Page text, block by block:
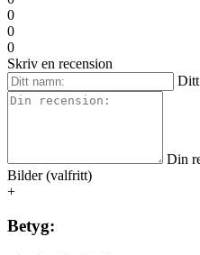
0
0
0
Skriv en recension
Ditt
Din
Bilder (valfritt)
+
Betyg: